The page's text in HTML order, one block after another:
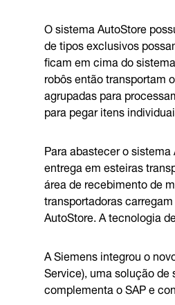
O sistema AutoStore
de tipos exclusivos
ficam em cima do
robôs então transportam
agrupadas para
para pegar itens
Para abastecer o
entrega em esteiras
área de recebimento de
transportadoras
AutoStore. A tecnologia
A Siemens integrou o
Service), uma solução
complementa o SAP e